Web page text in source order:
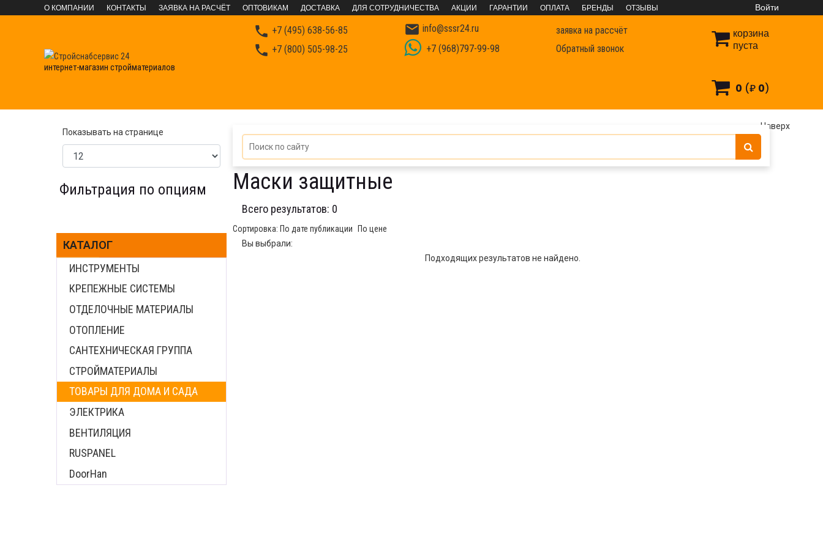
О КОМПАНИИ КОНТАКТЫ ЗАЯВКА НА РАСЧЁТ ОПТОВИКАМ ДОСТАВКА ДЛЯ СОТРУДНИЧЕСТВА АКЦИИ ГАРАНТИИ ОПЛАТА БРЕНДЫ ОТЗЫВЫ Войти
интернет-магазин стройматериалов
корзина
пуста
0 (₽ 0)
 +7 (495) 638-56-85
 +7 (800) 505-98-25
 info@sssr24.ru
+7 (968)797-99-98
заявка на рассчёт
Обратный звонок
Маски защитные
Всего результатов: 0
Сортировка: По дате публикации
По цене
Вы выбрали:
Подходящих результатов не найдено.
Показывать на странице
Фильтрация по опциям
КАТАЛОГ
ИНСТРУМЕНТЫ
КРЕПЕЖНЫЕ СИСТЕМЫ
ОТДЕЛОЧНЫЕ МАТЕРИАЛЫ
ОТОПЛЕНИЕ
САНТЕХНИЧЕСКАЯ ГРУППА
СТРОЙМАТЕРИАЛЫ
ТОВАРЫ ДЛЯ ДОМА И САДА
ЭЛЕКТРИКА
ВЕНТИЛЯЦИЯ
RUSPANEL
DoorHan
Наверх